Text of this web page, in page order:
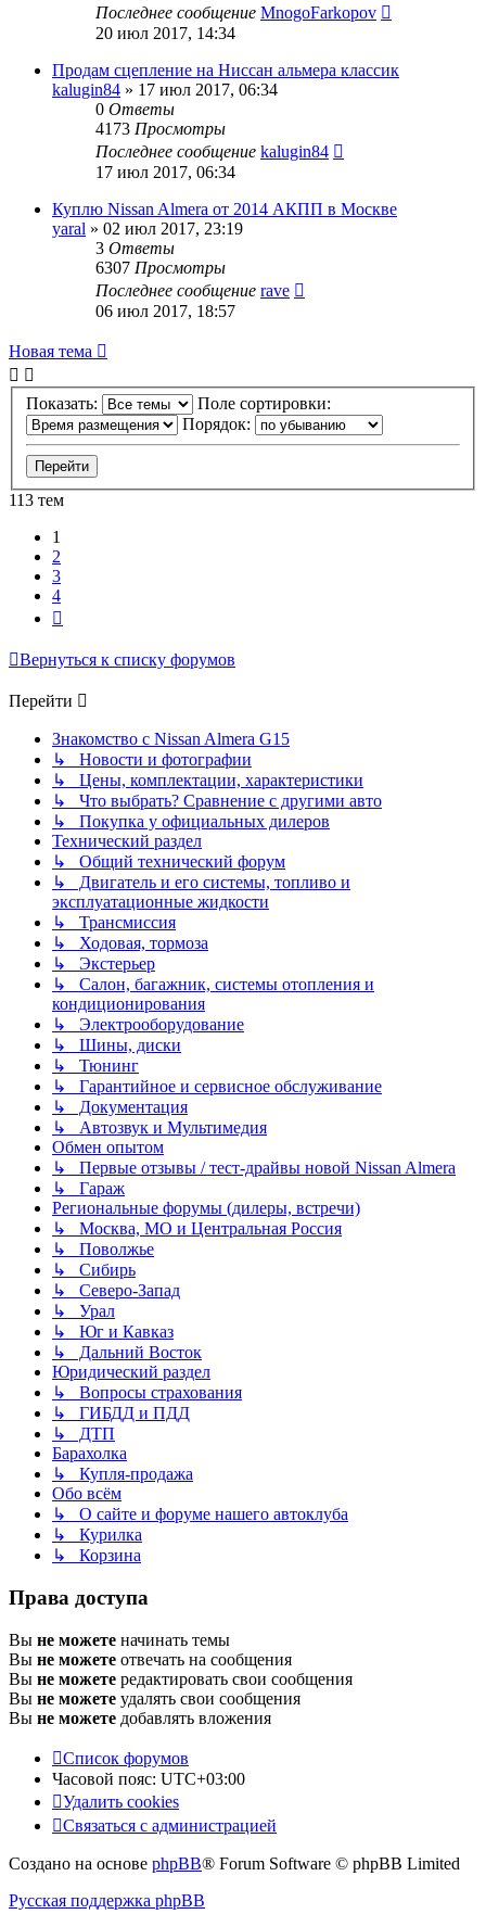
Последнее сообщение MnogoFarkopov
20 июл 2017, 14:34
Продам сцепление на Ниссан альмера классик
kalugin84 » 17 июл 2017, 06:34
0 Ответы
4173 Просмотры
Последнее сообщение kalugin84
17 июл 2017, 06:34
Куплю Nissan Almera от 2014 АКПП в Москве
yaral » 02 июл 2017, 23:19
3 Ответы
6307 Просмотры
Последнее сообщение rave
06 июл 2017, 18:57
Новая тема
Показать:
Поле сортировки:
Порядок:
113 тем
1
2
3
4
Вернуться к списку форумов
Перейти
Знакомство с Nissan Almera G15
↳ Новости и фотографии
↳ Цены, комплектации, характеристики
↳ Что выбрать? Сравнение с другими авто
↳ Покупка у официальных дилеров
Технический раздел
↳ Общий технический форум
↳ Двигатель и его системы, топливо и
эксплуатационные жидкости
↳ Трансмиссия
↳ Ходовая, тормоза
↳ Экстерьер
↳ Салон, багажник, системы отопления и
кондиционирования
↳ Электрооборудование
↳ Шины, диски
↳ Тюнинг
↳ Гарантийное и сервисное обслуживание
↳ Документация
↳ Автозвук и Мультимедия
Обмен опытом
↳ Первые отзывы / тест-драйвы новой Nissan Almera
↳ Гараж
Региональные форумы (дилеры, встречи)
↳ Москва, МО и Центральная Россия
↳ Поволжье
↳ Сибирь
↳ Северо-Запад
↳ Урал
↳ Юг и Кавказ
↳ Дальний Восток
Юридический раздел
↳ Вопросы страхования
↳ ГИБДД и ПДД
↳ ДТП
Барахолка
↳ Купля-продажа
Обо всём
↳ О сайте и форуме нашего автоклуба
↳ Курилка
↳ Корзина
Права доступа
Вы не можете начинать темы
Вы не можете отвечать на сообщения
Вы не можете редактировать свои сообщения
Вы не можете удалять свои сообщения
Вы не можете добавлять вложения
Список форумов
Часовой пояс: UTC+03:00
Удалить cookies
Связаться с администрацией
Создано на основе phpBB® Forum Software © phpBB Limited
Русская поддержка phpBB